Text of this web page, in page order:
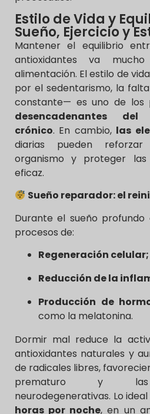
Estilo de Vida y
Sueño, Ejercicio y
Mantener el equilibrio
antioxidantes va
alimentación. El estilo de
por el sedentarismo, la
constante— es uno de los
desencadenantes
crónico. En cambio, las
diarias pueden
organismo y proteger
eficaz.
Sueño reparador: el
Durante el sueño
procesos de:
Regeneración celular;
Reducción de la
Producción de
como la melatonina.
Dormir mal reduce la
antioxidantes naturales y
de radicales libres,
prematuro y las
neurodegenerativas. Lo
horas por noche, en un